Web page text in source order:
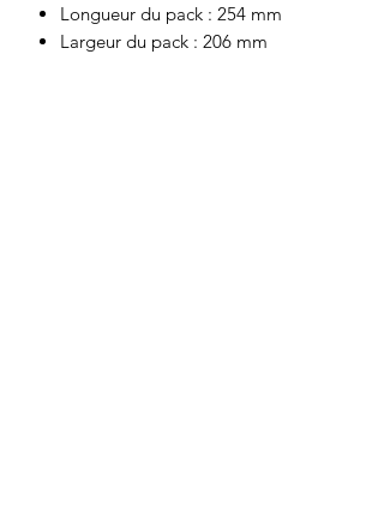
Longueur du pack : 254 mm
Largeur du pack : 206 mm